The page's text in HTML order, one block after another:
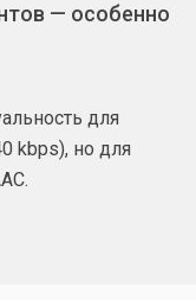
— особенно
для
kbps), но для